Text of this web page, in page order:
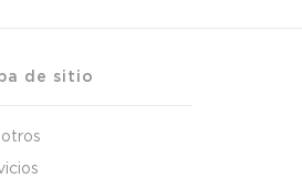
de sitio